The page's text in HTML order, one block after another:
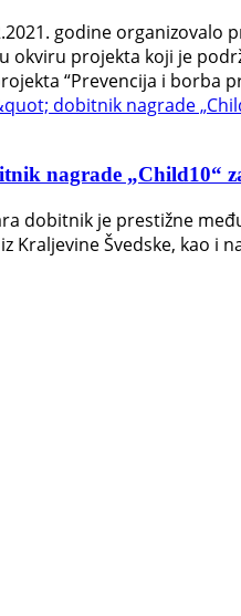
godine
okviru projekta koji je
“Prevencija i
nagrade „Child10“
dobitnik je prestižne
Kraljevine Švedske, kao i